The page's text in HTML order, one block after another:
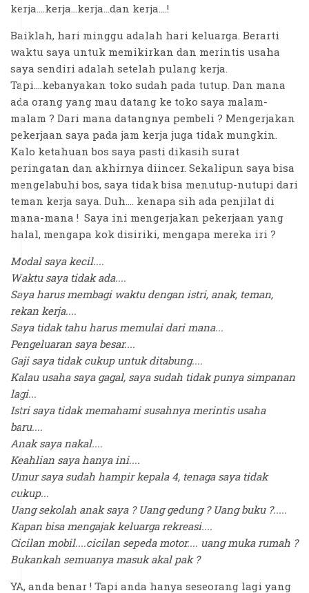
kerja....kerja...kerja...dan kerja....!
Baiklah, hari minggu adalah hari keluarga. Berarti
waktu saya untuk memikirkan dan merintis usaha
saya sendiri adalah setelah pulang kerja.
Tapi....kebanyakan toko sudah pada tutup. Dan mana
ada orang yang mau datang ke toko saya malam-
malam ? Dari mana datangnya pembeli ? Mengerjakan
pekerjaan saya pada jam kerja juga tidak mungkin.
Kalo ketahuan bos saya pasti dikasih surat
peringatan dan akhirnya diincer. Sekalipun saya bisa
mengelabuhi bos, saya tidak bisa menutup-nutupi dari
teman kerja saya. Duh.... kenapa sih ada penjilat di
mana-mana ! Saya ini mengerjakan pekerjaan yang
halal, mengapa kok disiriki, mengapa mereka iri ?
Modal saya kecil....
Waktu saya tidak ada....
Saya harus membagi waktu dengan istri, anak, teman,
rekan kerja....
Saya tidak tahu harus memulai dari mana...
Pengeluaran saya besar....
Gaji saya tidak cukup untuk ditabung....
Kalau usaha saya gagal, saya sudah tidak punya simpanan
lagi...
Istri saya tidak memahami susahnya merintis usaha
baru....
Anak saya nakal....
Keahlian saya hanya ini....
Umur saya sudah hampir kepala 4, tenaga saya tidak
cukup...
Uang sekolah anak saya ? Uang gedung ? Uang buku ?.....
Kapan bisa mengajak keluarga rekreasi....
Cicilan mobil....cicilan sepeda motor.... uang muka rumah ?
Bukankah semuanya masuk akal pak ?
YA, anda benar ! Tapi anda hanya seseorang lagi yang